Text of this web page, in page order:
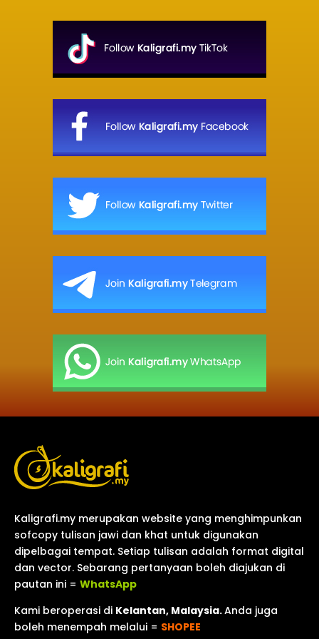
Kaligrafi.my merupakan website yang menghimpunkan
sofcopy tulisan jawi dan khat untuk digunakan
dipelbagai tempat. Setiap tulisan adalah format digital
dan vector. Sebarang pertanyaan boleh diajukan di
pautan ini =WhatsApp
Kami beroperasi di Kelantan, Malaysia.Anda juga
boleh menempah melalui = SHOPEE